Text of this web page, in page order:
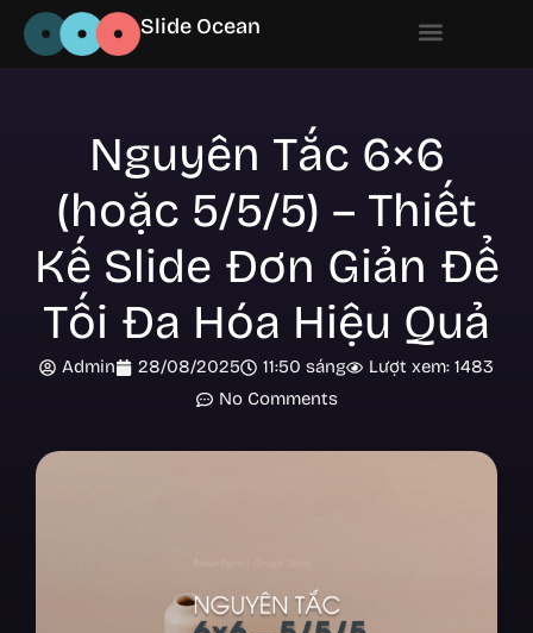
Slide Ocean
Nguyên Tắc 6×6
(hoặc 5/5/5) – Thiết
Kế Slide Đơn Giản Để
Tối Đa Hóa Hiệu Quả
Admin 28/08/2025 11:50 sáng
Lượt xem: 1483
No Comments